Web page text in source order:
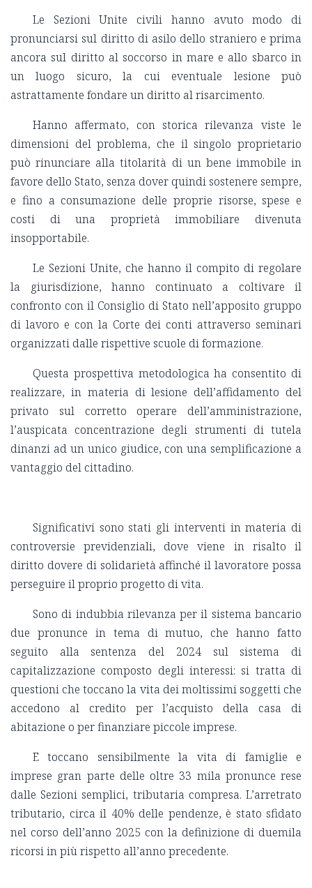
Le Sezioni Unite civili hanno avuto modo di
pronunciarsi sul diritto di asilo dello straniero e prima
ancora sul diritto al soccorso in mare e allo sbarco in
un luogo sicuro, la cui eventuale lesione può
astrattamente fondare un diritto al risarcimento.
Hanno affermato, con storica rilevanza viste le
dimensioni del problema, che il singolo proprietario
può rinunciare alla titolarità di un bene immobile in
favore dello Stato, senza dover quindi sostenere sempre,
e fino a consumazione delle proprie risorse, spese e
costi di una proprietà immobiliare divenuta
insopportabile.
Le Sezioni Unite, che hanno il compito di regolare
la giurisdizione, hanno continuato a coltivare il
confronto con il Consiglio di Stato nell’apposito gruppo
di lavoro e con la Corte dei conti attraverso seminari
organizzati dalle rispettive scuole di formazione.
Questa prospettiva metodologica ha consentito di
realizzare, in materia di lesione dell’affidamento del
privato sul corretto operare dell’amministrazione,
l’auspicata concentrazione degli strumenti di tutela
dinanzi ad un unico giudice, con una semplificazione a
vantaggio del cittadino.
Significativi sono stati gli interventi in materia di
controversie previdenziali, dove viene in risalto il
diritto dovere di solidarietà affinché il lavoratore possa
perseguire il proprio progetto di vita.
Sono di indubbia rilevanza per il sistema bancario
due pronunce in tema di mutuo, che hanno fatto
seguito alla sentenza del 2024 sul sistema di
capitalizzazione composto degli interessi: si tratta di
questioni che toccano la vita dei moltissimi soggetti che
accedono al credito per l’acquisto della casa di
abitazione o per finanziare piccole imprese.
E toccano sensibilmente la vita di famiglie e
imprese gran parte delle oltre 33 mila pronunce rese
dalle Sezioni semplici, tributaria compresa. L’arretrato
tributario, circa il 40% delle pendenze, è stato sfidato
nel corso dell’anno 2025 con la definizione di duemila
ricorsi in più rispetto all’anno precedente.